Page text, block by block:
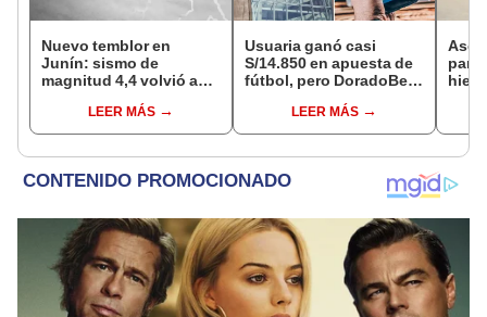
Nuevo temblor en
Junín: sismo de
magnitud 4,4 volvió a
según IGPLEER MÁS
Usuaria ganó casi
S/14.850 en apuesta de
fútbol, pero DoradoBet
Indecopi multó a la
empresa con más de S/
LEER MÁS
para